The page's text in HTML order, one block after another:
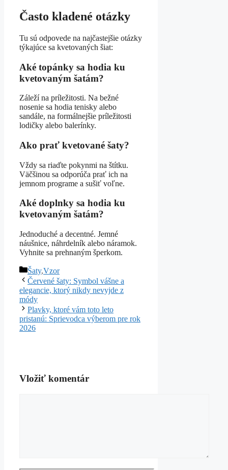
Často kladené otázky
Tu sú odpovede na najčastejšie otázky
týkajúce sa kvetovaných šiat:
Aké topánky sa hodia ku
kvetovaným šatám?
Záleží na príležitosti. Na bežné
nosenie sa hodia tenisky alebo
sandále, na formálnejšie príležitosti
lodičky alebo balerínky.
Ako prať kvetované šaty?
Vždy sa riaďte pokynmi na štítku.
Väčšinou sa odporúča prať ich na
jemnom programe a sušiť voľne.
Aké doplnky sa hodia ku
kvetovaným šatám?
Jednoduché a decentné. Jemné
náušnice, náhrdelník alebo náramok.
Vyhnite sa prehnaným šperkom.
Kategórie
Šaty,Vzor
Červené šaty: Symbol vášne a
elegancie, ktorý nikdy nevyjde z
módy
Plavky, ktoré vám toto leto
pristanú: Sprievodca výberom pre rok
2026
Vložiť komentár